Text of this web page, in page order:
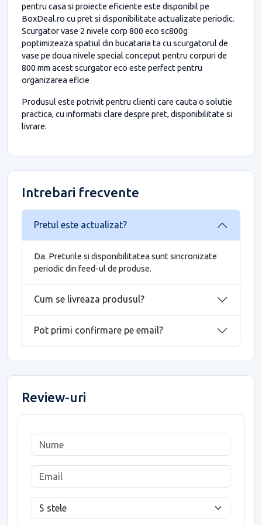
pentru casa si proiecte eficiente este disponibil pe
BoxDeal.ro cu pret si disponibilitate actualizate periodic.
Scurgator vase 2 nivele corp 800 eco sc800g
poptimizeaza spatiul din bucataria ta cu scurgatorul de
vase pe doua nivele special conceput pentru corpuri de
800 mm acest scurgator eco este perfect pentru
organizarea eficie
Produsul este potrivit pentru clienti care cauta o solutie
practica, cu informatii clare despre pret, disponibilitate si
livrare.
Intrebari frecvente
Pretul este actualizat?
Da. Preturile si disponibilitatea sunt sincronizate
periodic din feed-ul de produse.
Cum se livreaza produsul?
Pot primi confirmare pe email?
Review-uri